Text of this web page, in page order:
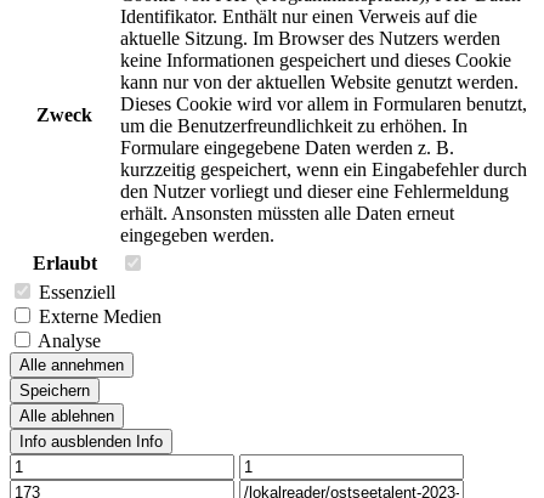
Zweck
Identifikator. Enthält nur einen Verweis auf die
aktuelle Sitzung. Im Browser des Nutzers werden
keine Informationen gespeichert und dieses Cookie
kann nur von der aktuellen Website genutzt werden.
Dieses Cookie wird vor allem in Formularen benutzt,
um die Benutzerfreundlichkeit zu erhöhen. In
Formulare eingegebene Daten werden z. B.
kurzzeitig gespeichert, wenn ein Eingabefehler durch
den Nutzer vorliegt und dieser eine Fehlermeldung
erhält. Ansonsten müssten alle Daten erneut
eingegeben werden.
Erlaubt
Essenziell
Externe Medien
Analyse
Alle annehmen
Speichern
Alle ablehnen
Info ausblenden Info